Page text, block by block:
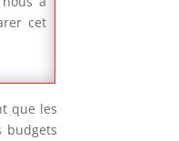
cet
que les
budgets